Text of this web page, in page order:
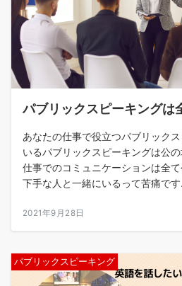
パブリックスピーキングは
あなたの仕事で役立つパブリック
いるパブリックスピーキングは公の
仕事でのコミュニケーションは全
下手な人と一緒にいるって苦痛で
2021年9月28日
パブリックスピーキング